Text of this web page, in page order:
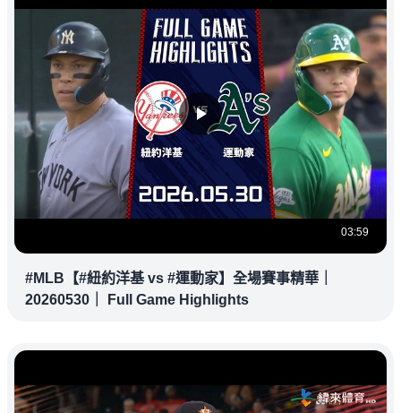
03:59
#MLB【#紐約洋基 vs #運動家】全場賽事精華｜
20260530｜ Full Game Highlights